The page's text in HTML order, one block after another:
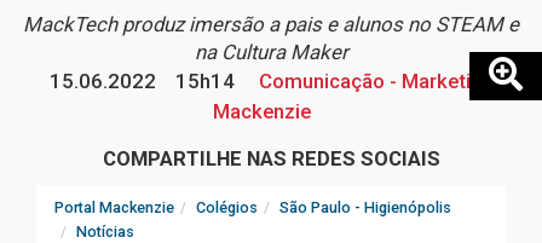
MackTech produz imersão a pais e alunos no STEAM e
na Cultura Maker
15.06.2022
15h14
Comunicação - Marketing
Mackenzie
COMPARTILHE NAS REDES SOCIAIS
Portal Mackenzie Colégios
São Paulo - Higienópolis
Notícias